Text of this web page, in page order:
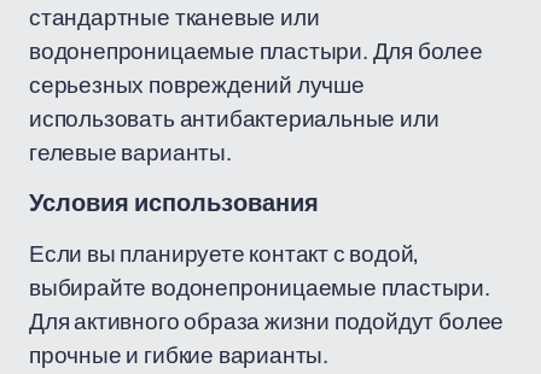
стандартные тканевые или
водонепроницаемые пластыри. Для более
серьезных повреждений лучше
использовать антибактериальные или
гелевые варианты.
Условия использования
Если вы планируете контакт с водой,
выбирайте водонепроницаемые пластыри.
Для активного образа жизни подойдут более
прочные и гибкие варианты.